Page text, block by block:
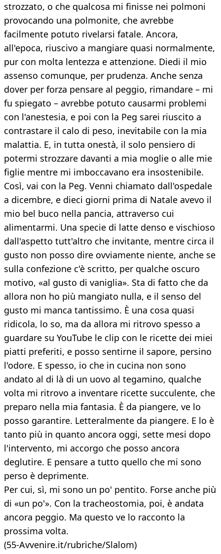
strozzato, o che qualcosa mi finisse nei polmoni
provocando una polmonite, che avrebbe
facilmente potuto rivelarsi fatale. Ancora,
all'epoca, riuscivo a mangiare quasi normalmente,
pur con molta lentezza e attenzione. Diedi il mio
assenso comunque, per prudenza. Anche senza
dover per forza pensare al peggio, rimandare – mi
fu spiegato – avrebbe potuto causarmi problemi
con l'anestesia, e poi con la Peg sarei riuscito a
contrastare il calo di peso, inevitabile con la mia
malattia. E, in tutta onestà, il solo pensiero di
potermi strozzare davanti a mia moglie o alle mie
figlie mentre mi imboccavano era insostenibile.
Così, vai con la Peg. Venni chiamato dall'ospedale
a dicembre, e dieci giorni prima di Natale avevo il
mio bel buco nella pancia, attraverso cui
alimentarmi. Una specie di latte denso e vischioso
dall'aspetto tutt'altro che invitante, mentre circa il
gusto non posso dire ovviamente niente, anche se
sulla confezione c'è scritto, per qualche oscuro
motivo, «al gusto di vaniglia». Sta di fatto che da
allora non ho più mangiato nulla, e il senso del
gusto mi manca tantissimo. È una cosa quasi
ridicola, lo so, ma da allora mi ritrovo spesso a
guardare su YouTube le clip con le ricette dei miei
piatti preferiti, e posso sentirne il sapore, persino
l'odore. E spesso, io che in cucina non sono
andato al di là di un uovo al tegamino, qualche
volta mi ritrovo a inventare ricette succulente, che
preparo nella mia fantasia. È da piangere, ve lo
posso garantire. Letteralmente da piangere. E lo è
tanto più in quanto ancora oggi, sette mesi dopo
l'intervento, mi accorgo che posso ancora
deglutire. E pensare a tutto quello che mi sono
perso è deprimente.
Per cui, sì, mi sono un po' pentito. Forse anche più
di «un po'». Con la tracheostomia, poi, è andata
ancora peggio. Ma questo ve lo racconto la
prossima volta.
(55-Avvenire.it/rubriche/Slalom)